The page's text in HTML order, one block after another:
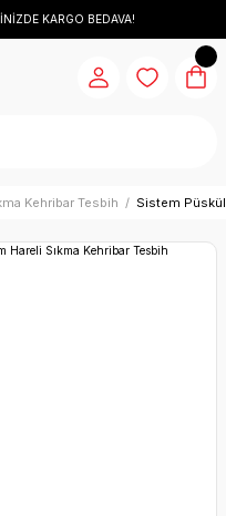
KARGO BEDAVA!
Kehribar Tesbih Sistem